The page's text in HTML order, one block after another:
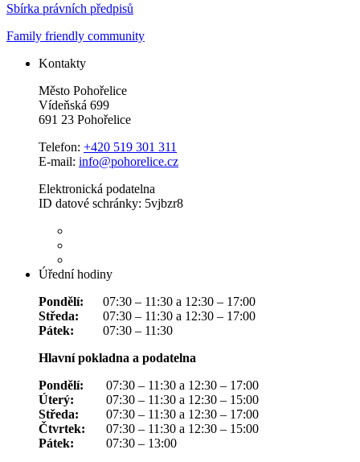
Sbírka právních předpisů
Family friendly community
Kontakty
Město Pohořelice
Vídeňská 699
691 23 Pohořelice
Telefon: +420 519 301 311
E-mail: info@pohorelice.cz
Elektronická podatelna
ID datové schránky: 5vjbzr8
Úřední hodiny
Pondělí:
07:30 – 11:30 a 12:30 – 17:00
Středa:
07:30 – 11:30 a 12:30 – 17:00
Pátek:
07:30 – 11:30
Hlavní pokladna a podatelna
Pondělí:
07:30 – 11:30 a 12:30 – 17:00
Úterý:
07:30 – 11:30 a 12:30 – 15:00
Středa:
07:30 – 11:30 a 12:30 – 17:00
Čtvrtek:
07:30 – 11:30 a 12:30 – 15:00
Pátek:
07:30 – 13:00